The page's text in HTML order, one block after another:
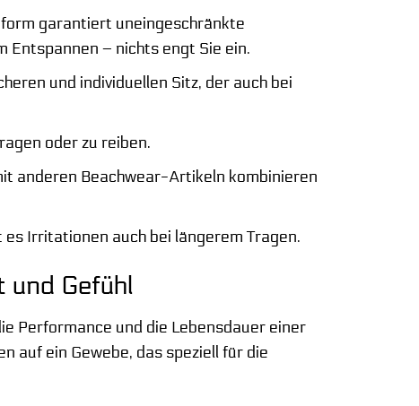
garantiert uneingeschränkte
Entspannen – nichts engt Sie ein.
und individuellen Sitz, der auch bei
oder zu reiben.
anderen Beachwear-Artikeln kombinieren
Irritationen auch bei längerem Tragen.
Gefühl
Performance und die Lebensdauer einer
auf ein Gewebe, das speziell für die